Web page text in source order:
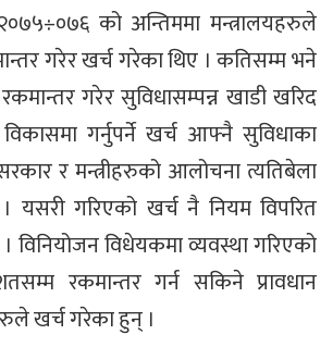
को अन्तिममा मन्त्रालयहरुले
गरेर खर्च गरेका थिए । कतिसम्म भने
गरेर सुविधासम्पन्न खाडी खरिद
विकासमा गर्नुपर्ने खर्च आफ्नै सुविधाका
र मन्त्रीहरुको आलोचना त्यतिबेला
यसरी गरिएको खर्च नै नियम विपरित
विनियोजन विधेयकमा व्यवस्था गरिएको
रकमान्तर गर्न सकिने प्रावधान
खर्च गरेका हुन् ।